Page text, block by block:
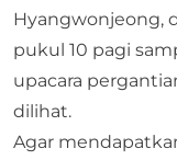
Hyangwonjeong,
pukul 10 pagi
upacara
dilihat.
Agar